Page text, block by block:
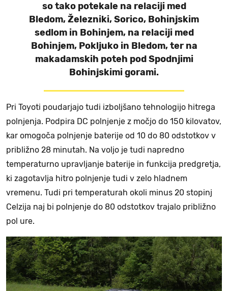
so tako potekale na relaciji med
Bledom, Železniki, Sorico, Bohinjskim
sedlom in Bohinjem, na relaciji med
Bohinjem, Pokljuko in Bledom, ter na
makadamskih poteh pod Spodnjimi
Bohinjskimi gorami.
Pri Toyoti poudarjajo tudi izboljšano tehnologijo hitrega
polnjenja. Podpira DC polnjenje z močjo do 150 kilovatov,
kar omogoča polnjenje baterije od 10 do 80 odstotkov v
približno 28 minutah. Na voljo je tudi napredno
temperaturno upravljanje baterije in funkcija predgretja,
ki zagotavlja hitro polnjenje tudi v zelo hladnem
vremenu. Tudi pri temperaturah okoli minus 20 stopinj
Celzija naj bi polnjenje do 80 odstotkov trajalo približno
pol ure.